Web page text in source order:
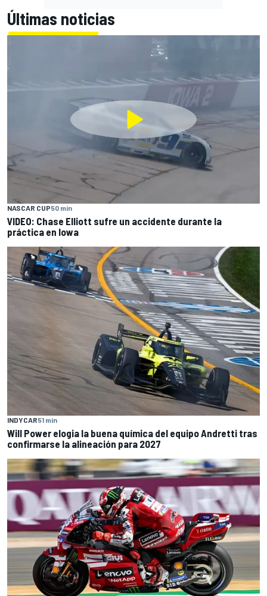
Últimas noticias
NASCAR CUP50 min
VIDEO: Chase Elliott sufre un accidente durante la
práctica en Iowa
INDYCAR51 min
Will Power elogia la buena química del equipo Andretti tras
confirmarse la alineación para 2027